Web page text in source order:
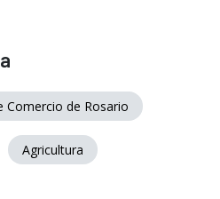
Comercio de Rosario
Agricultura